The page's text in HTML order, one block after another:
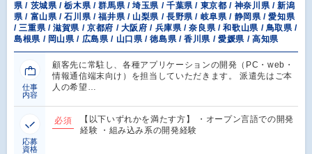
県 / 茨城県 / 栃木県 / 群馬県 / 埼玉県 / 千葉県 / 東京都 / 神奈川県 / 新潟
県 / 富山県 / 石川県 / 福井県 / 山梨県 / 長野県 / 岐阜県 / 静岡県 / 愛知県
/ 三重県 / 滋賀県 / 京都府 / 大阪府 / 兵庫県 / 奈良県 / 和歌山県 / 鳥取県 /
島根県 / 岡山県 / 広島県 / 山口県 / 徳島県 / 香川県 / 愛媛県 / 高知県
仕事
内容
顧客先に常駐し、各種アプリケーションの開発（PC・web・
情報通信端末向け）を担当していただきます。 派遣先はご本
人の希望…
応募
資格
必須
【以下いずれかを満たす方】 ・オープン言語での開発
経験 ・組み込み系の開発経験